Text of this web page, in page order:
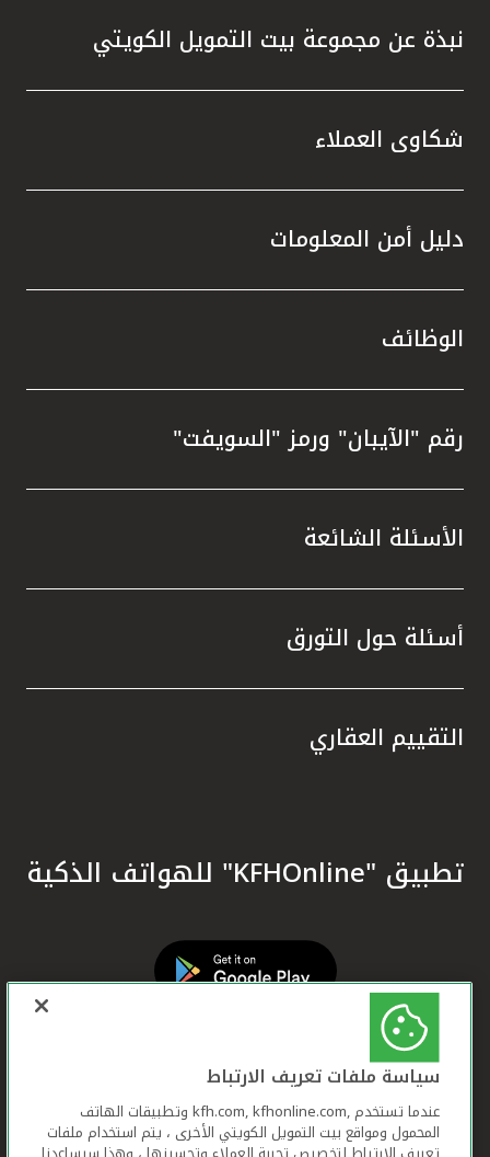
نبذة عن مجموعة بيت التمويل الكويتي
شكاوى العملاء
دليل أمن المعلومات
الوظائف
رقم "الآيبان" ورمز "السويفت"
الأسئلة الشائعة
أسئلة حول التورق
التقييم العقاري
تطبيق "KFHOnline" للهواتف الذكية
سياسة ملفات تعريف الارتباط
عندما تستخدم ,kfh.com, kfhonline.com وتطبيقات الهاتف
المحمول ومواقع بيت التمويل الكويتي الأخرى ، يتم استخدام ملفات